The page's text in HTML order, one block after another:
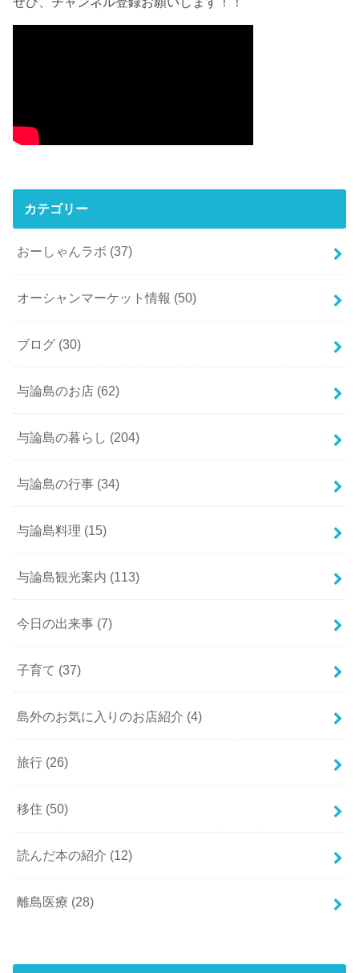
カテゴリー
おーしゃんラボ (37)
オーシャンマーケット情報 (50)
ブログ (30)
与論島のお店 (62)
与論島の暮らし (204)
与論島の行事 (34)
与論島料理 (15)
与論島観光案内 (113)
今日の出来事 (7)
子育て (37)
島外のお気に入りのお店紹介 (4)
旅行 (26)
移住 (50)
読んだ本の紹介 (12)
離島医療 (28)